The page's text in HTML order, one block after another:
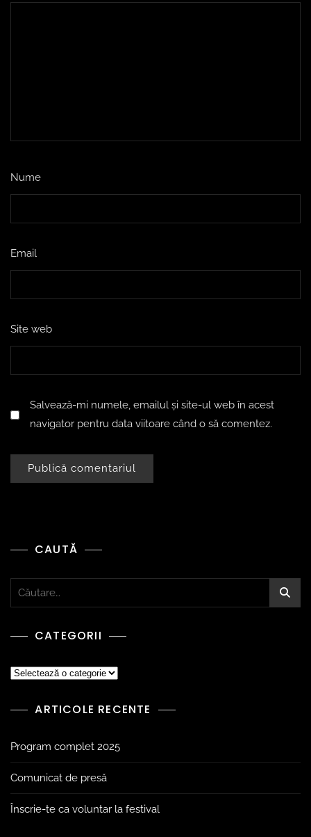
Nume
Email
Site web
Salvează-mi numele, emailul și site-ul web în acest
navigator pentru data viitoare când o să comentez.
CAUTĂ
CATEGORII
ARTICOLE RECENTE
Program complet 2025
Comunicat de presă
Înscrie-te ca voluntar la festival